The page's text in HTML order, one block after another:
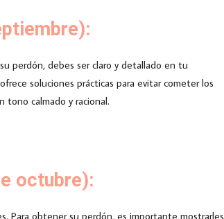
perdón, debes ser claro y detallado en tu
soluciones prácticas para evitar cometer los
tono calmado y racional.
octubre):
Para obtener su perdón, es importante mostrarles